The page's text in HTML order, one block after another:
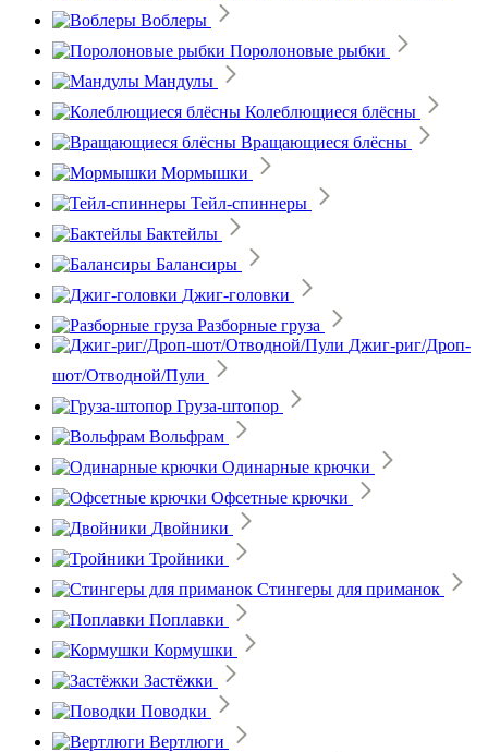
Воблеры
Поролоновые рыбки
Мандулы
Колеблющиеся блёсны
Вращающиеся блёсны
Мормышки
Тейл-спиннеры
Бактейлы
Балансиры
Джиг-головки
Разборные груза
Джиг-риг/Дроп-
шот/Отводной/Пули
Груза-штопор
Вольфрам
Одинарные крючки
Офсетные крючки
Двойники
Тройники
Стингеры для приманок
Поплавки
Кормушки
Застёжки
Поводки
Вертлюги